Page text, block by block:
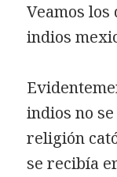
Veamos los
indios
indios no
religión
se recibía